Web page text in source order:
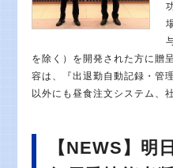
を除く）を開発された方に贈
容は、『出退勤自動記録・管
以外にも昼食注文システム、
【NEWS】明